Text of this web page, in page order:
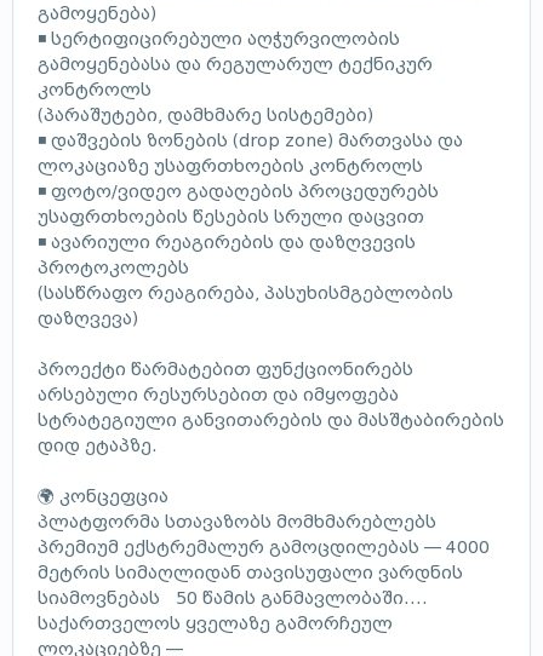
გამოყენება)
◾ სერტიფიცირებული აღჭურვილობის
გამოყენებასა და რეგულარულ ტექნიკურ
კონტროლს
(პარაშუტები, დამხმარე სისტემები)
◾ დაშვების ზონების (drop zone) მართვასა და
ლოკაციაზე უსაფრთხოების კონტროლს
◾ ფოტო/ვიდეო გადაღების პროცედურებს
უსაფრთხოების წესების სრული დაცვით
◾ ავარიული რეაგირების და დაზღვევის
პროტოკოლებს
(სასწრაფო რეაგირება, პასუხისმგებლობის
დაზღვევა)
პროექტი წარმატებით ფუნქციონირებს
არსებული რესურსებით და იმყოფება
სტრატეგიული განვითარების და მასშტაბირების
დიდ ეტაპზე.
🌍 კონცეფცია
პლატფორმა სთავაზობს მომხმარებლებს
პრემიუმ ექსტრემალურ გამოცდილებას — 4000
მეტრის სიმაღლიდან თავისუფალი ვარდნის
სიამოვნებას 50 წამის განმავლობაში....
საქართველოს ყველაზე გამორჩეულ
ლოკაციებზე —